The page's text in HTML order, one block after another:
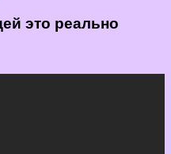
это реально